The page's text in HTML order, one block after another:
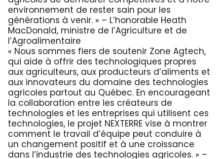
environnement de rester sain pour les
générations à venir. » – L’honorable Heath
MacDonald, ministre de l’Agriculture et de
l’Agroalimentaire
« Nous sommes fiers de soutenir Zone Agtech,
qui aide à offrir des technologiques propres
aux agriculteurs, aux producteurs d’aliments et
aux innovateurs du domaine des technologies
agricoles partout au Québec. En encourageant
la collaboration entre les créateurs de
technologies et les entreprises qui utilisent ces
technologies, le projet NEXTERRE vise à montrer
comment le travail d’équipe peut conduire à
un changement positif et à une croissance
dans l’industrie des technologies agricoles. » –